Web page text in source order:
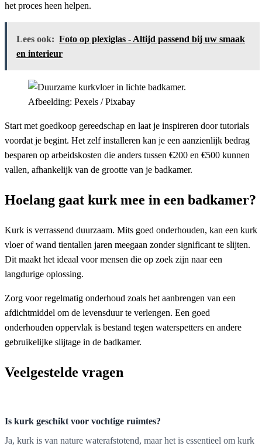
het proces heen helpen.
Lees ook: Foto op plexiglas - Altijd passend bij uw smaak
en interieur
Afbeelding: Pexels / Pixabay
Start met goedkoop gereedschap en laat je inspireren door tutorials
voordat je begint. Het zelf installeren kan je een aanzienlijk bedrag
besparen op arbeidskosten die anders tussen €200 en €500 kunnen
vallen, afhankelijk van de grootte van je badkamer.
Hoelang gaat kurk mee in een badkamer?
Kurk is verrassend duurzaam. Mits goed onderhouden, kan een kurk
vloer of wand tientallen jaren meegaan zonder significant te slijten.
Dit maakt het ideaal voor mensen die op zoek zijn naar een
langdurige oplossing.
Zorg voor regelmatig onderhoud zoals het aanbrengen van een
afdichtmiddel om de levensduur te verlengen. Een goed
onderhouden oppervlak is bestand tegen waterspetters en andere
gebruikelijke slijtage in de badkamer.
Veelgestelde vragen
Is kurk geschikt voor vochtige ruimtes?
Ja, kurk is van nature waterafstotend, maar het is essentieel om kurk